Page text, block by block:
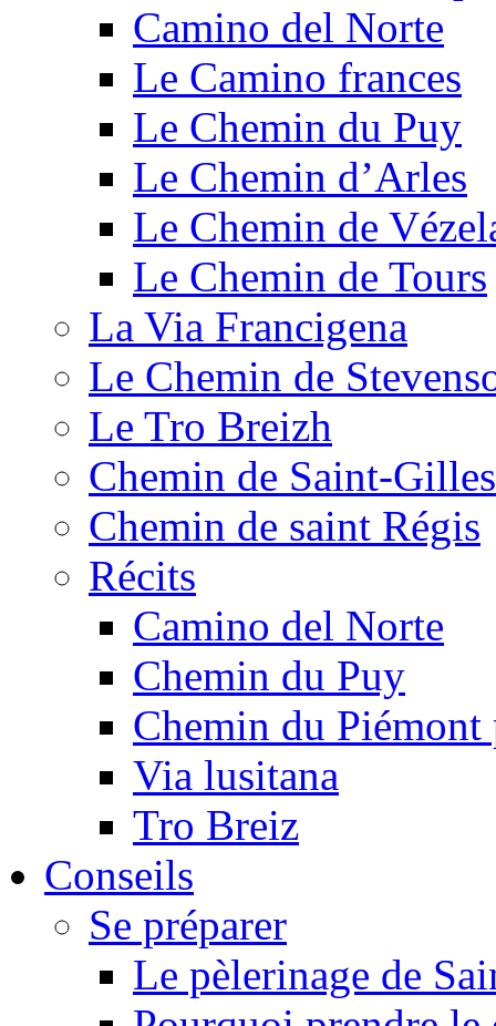
Camino del Norte
Le Camino frances
Le Chemin du Puy
Le Chemin d’Arles
Le Chemin de
Le Chemin de Tours
La Via Francigena
Le Chemin de
Le Tro Breizh
Chemin de Saint-Gilles
Chemin de saint Régis
Récits
Camino del Norte
Chemin du Puy
Chemin du Piémont
Via lusitana
Tro Breiz
Conseils
Se préparer
Le pèlerinage de